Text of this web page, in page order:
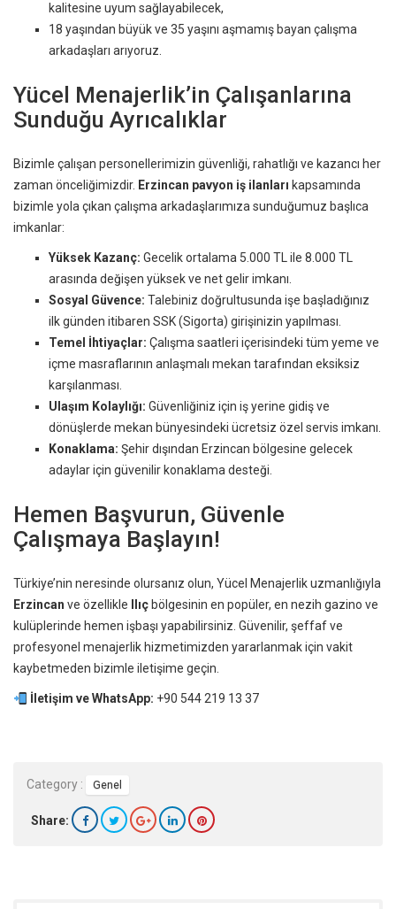
kalitesine uyum sağlayabilecek,
18 yaşından büyük ve 35 yaşını aşmamış bayan çalışma
arkadaşları arıyoruz.
Yücel Menajerlik’in Çalışanlarına
Sunduğu Ayrıcalıklar
Bizimle çalışan personellerimizin güvenliği, rahatlığı ve kazancı her
zaman önceliğimizdir. Erzincan pavyon iş ilanları kapsamında
bizimle yola çıkan çalışma arkadaşlarımıza sunduğumuz başlıca
imkanlar:
Yüksek Kazanç: Gecelik ortalama 5.000 TL ile 8.000 TL
arasında değişen yüksek ve net gelir imkanı.
Sosyal Güvence: Talebiniz doğrultusunda işe başladığınız
ilk günden itibaren SSK (Sigorta) girişinizin yapılması.
Temel İhtiyaçlar: Çalışma saatleri içerisindeki tüm yeme ve
içme masraflarının anlaşmalı mekan tarafından eksiksiz
karşılanması.
Ulaşım Kolaylığı: Güvenliğiniz için iş yerine gidiş ve
dönüşlerde mekan bünyesindeki ücretsiz özel servis imkanı.
Konaklama: Şehir dışından Erzincan bölgesine gelecek
adaylar için güvenilir konaklama desteği.
Hemen Başvurun, Güvenle
Çalışmaya Başlayın!
Türkiye’nin neresinde olursanız olun, Yücel Menajerlik uzmanlığıyla
Erzincan ve özellikle Ilıç bölgesinin en popüler, en nezih gazino ve
kulüplerinde hemen işbaşı yapabilirsiniz. Güvenilir, şeffaf ve
profesyonel menajerlik hizmetimizden yararlanmak için vakit
kaybetmeden bizimle iletişime geçin.
İletişim ve WhatsApp: +90 544 219 13 37
Category : Genel
Share: